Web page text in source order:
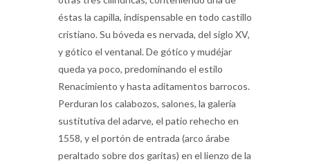
cristiano. Su bóveda es nervada, del siglo XV,
y gótico el ventanal. De gótico y mudéjar
queda ya poco, predominando el estilo
Renacimiento y hasta aditamentos barrocos.
Perduran los calabozos, salones, la galería
sustitutiva del adarve, el patio rehecho en
1558, y el portón de entrada (arco árabe
peraltado sobre dos garitas) en el lienzo de la
muralla que limitan torres extremas. Entre